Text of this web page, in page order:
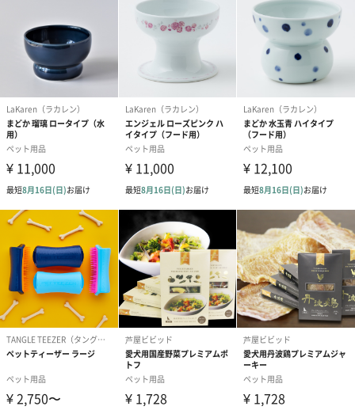
フード入れと水用の食器を色違いで揃えたり、ペットごとに食器
の色を変えてみたり。
大切な家族に、生涯使える食器をいかがでしょうか。
商品詳細情報
商品本体サイ
直径130mm×高さ100mm
商品本体重量
430g
パッケージ外
装
四角い紙箱
パッケージ外
装サイズ
幅143mm×奥行143mm×高さ111mm
パッケージ全
体重量
577g
食器本体
説明書
ブランドカード